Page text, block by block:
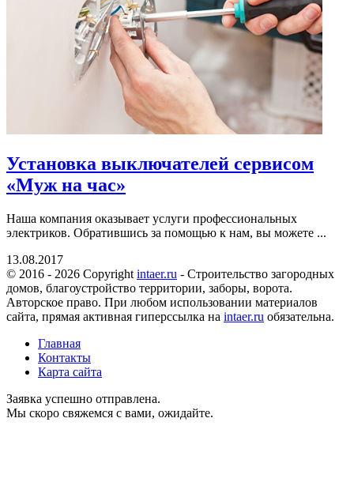
Установка выключателей сервисом
«Муж на час»
Наша компания оказывает услуги профессиональных
электриков. Обратившись за помощью к нам, вы можете ...
13.08.2017
© 2016 - 2026 Copyright intaer.ru - Cтроительство загородных
домов, благоустройство территории, заборы, ворота.
Авторское право. При любом использовании материалов
сайта, прямая активная гиперссылка на intaer.ru обязательна.
Главная
Контакты
Карта сайта
Заявка успешно отправлена.
Мы скоро свяжемся с вами, ожидайте.